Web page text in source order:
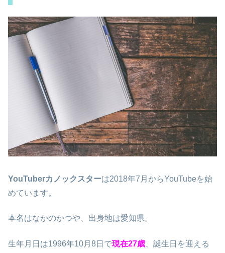
YouTuberカノックスターは2018年7月からYouTubeを始
めています。
本名はなかのかつや、出身地は愛知県。
生年月日は1996年10月8日で現在27歳 、誕生日を迎える